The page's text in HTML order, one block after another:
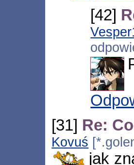
[42]
[31] Re:
Kovuś
jak